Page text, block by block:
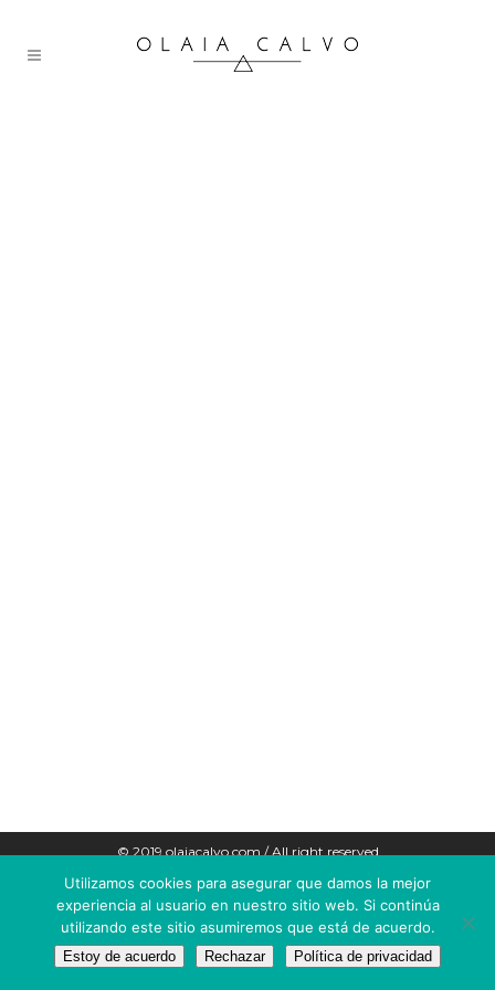
© 2019 olaiacalvo.com / All right reserved
POLÍTICA DE COOKIES
AVISO LEGAL
POLÍTICA DE PRIVACIDAD
Utilizamos cookies para asegurar que damos la mejor
experiencia al usuario en nuestro sitio web. Si continúa
utilizando este sitio asumiremos que está de acuerdo.
Estoy de acuerdo Rechazar Política de privacidad